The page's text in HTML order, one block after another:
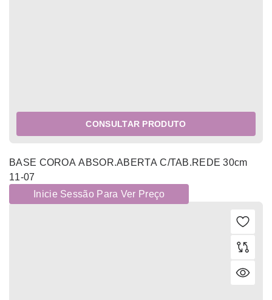
CONSULTAR PRODUTO
BASE COROA ABSOR.ABERTA C/TAB.REDE 30cm
11-07
Inicie Sessão Para Ver Preço